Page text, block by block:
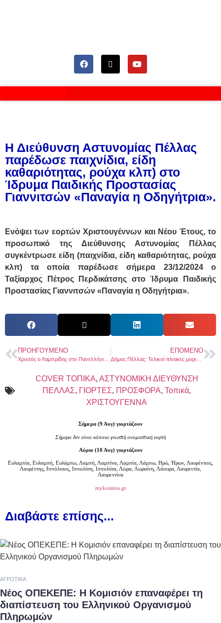
Η Διεύθυνση Αστυνομίας Πέλλας
παρέδωσε παιχνίδια, είδη
καθαριότητας, ρούχα κλπ) στο
Ίδρυμα Παιδικής Προστασίας
Γιαννιτσών «Παναγία η Οδηγήτρια».
Ενόψει των εορτών Χριστουγέννων και Νέου Έτους, το
προσωπικό της Διεύθυνσης Αστυνομίας Πέλλας
συγκέντρωσε είδη (παιχνίδια, είδη καθαριότητας, ρούχα
κλπ) τα οποία παρέδωσε σήμερα 23/12/2024 ο
Ταξίαρχος Πέτρος Περδικάτσης στο Ίδρυμα Παιδικής
Προστασίας Γιαννιτσών «Παναγία η Οδηγήτρια».
ΠΡΟΗΓΟΎΜΕΝΟ ΕΠΌΜΕΝΟ
Δήμος Πέλλας: Τελικοί πίνακες μοριοδότησης για τα Προγράμματα Άθλησης για Όλους
COVER ΤΟΠΙΚΑ, ΑΣΤΥΝΟΜΙΚΗ ΔΙΕΥΘΥΝΣΗ
ΠΕΛΛΑΣ, ΓΙΟΡΤΕΣ, ΠΡΟΣΦΟΡΑ, Τοπικά,
ΧΡΙΣΤΟΥΓΕΝΝΑ
Σήμερα (9 Αυγ) γιορτάζουν
Σήμερα δεν είναι κάποια γνωστή ονομαστική εορτή
Αύριο (10 Αυγ) γιορτάζουν
Ευλαμπία, Ευλαμπή, Ευλάμπω, Λαμπή, Λαμπίνα, Λαμπία, Λάμπω, Ηρώ, Ήρων, Λαυρέντιος,
Λαυρέντης, Ιππόλυτος, Ιππολύτη, Ιππολύτα, Λώρα, Λωραίνη, Λάουρα, Λαυρεντία,
Λαυρεντίνα
mykosmos.gr
Διαβάστε επίσης...
ΑΓΡΟΤΙΚΆ
Νέος ΟΠΕΚΕΠΕ: Η Κομισιόν επαναφέρει τη
διαπίστευση του Ελληνικού Οργανισμού
Πληρωμών